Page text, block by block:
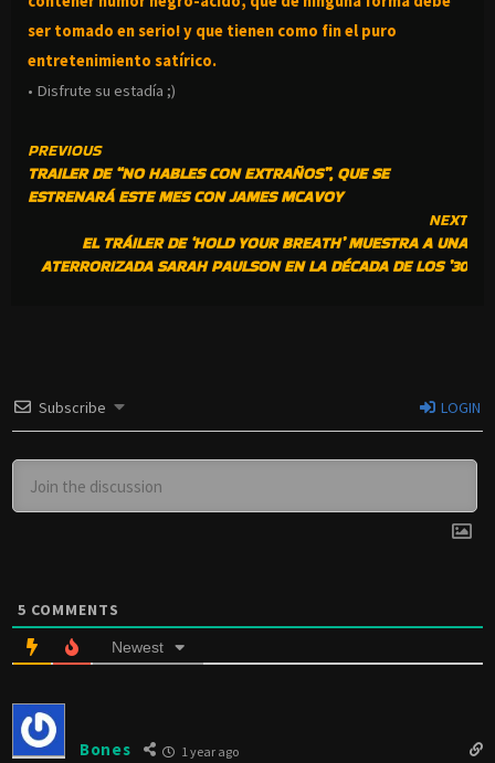
ser tomado en serio! y que tienen como fin el puro
entretenimiento satírico.
• Disfrute su estadía ;)
CONTINUE
READING
PREVIOUS
TRAILER DE “NO HABLES CON EXTRAÑOS”, QUE SE
ESTRENARÁ ESTE MES CON JAMES MCAVOY
NEXT
EL TRÁILER DE ‘HOLD YOUR BREATH’ MUESTRA A UNA
ATERRORIZADA SARAH PAULSON EN LA DÉCADA DE LOS ’30
Subscribe LOGIN
5 COMMENTS
Newest
Bones 1 year ago